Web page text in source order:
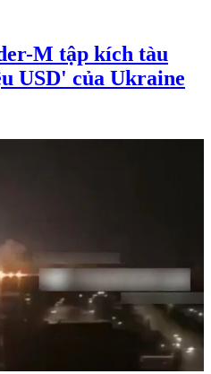
M tập kích tàu
USD' của Ukraine